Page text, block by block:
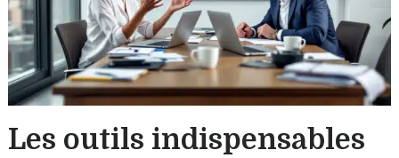
Les outils indispensables